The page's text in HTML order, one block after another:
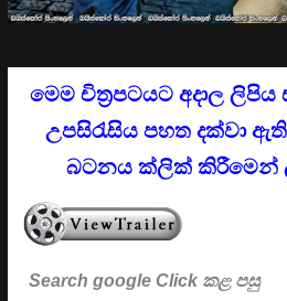
මෙම චිත්‍රපටයට අදාල
උපසිරැසිය පහත දක්වා ඇති
බටනය ක්ලික් කිරීමෙන්
Search google Click කළ පසු